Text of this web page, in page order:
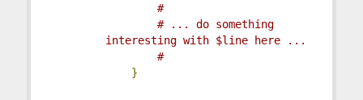
#
# ... do something
interesting with $line here ...
#
}